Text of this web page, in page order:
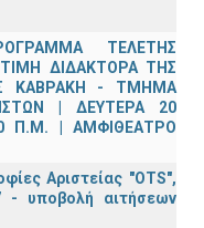
ΤΕΛΕΤΗΣ
ΔΙΔΑΚΤΟΡΑ ΤΗΣ
ΚΑΒΡΑΚΗ - ΤΜΗΜΑ
| ΔΕΥΤΕΡΑ 20
Π.Μ. | ΑΜΦΙΘΕΑΤΡΟ
Αριστείας "OTS",
- υποβολή αιτήσεων